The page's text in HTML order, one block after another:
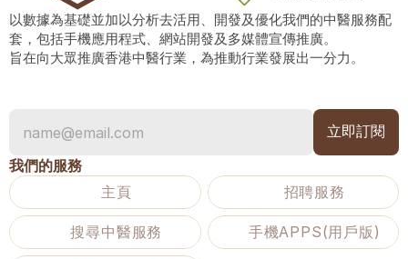
以數據為基礎並加以分析去活用、開發及優化我們的中醫服務配
套，包括手機應用程式、網站開發及多媒體宣傳推廣。
旨在向大眾推廣香港中醫行業，為推動行業發展出一分力。
我們的服務
主頁
招聘服務
搜尋中醫服務 手機APPS(用戶版)